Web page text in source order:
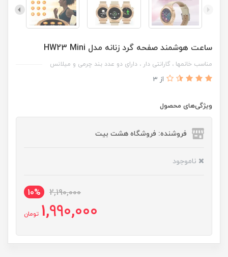
ساعت هوشمند صفحه گرد زنانه مدل HW23 Mini
مناسب خانمها ، گارانتی دار ، دارای دو عدد بند چرمی و میلانس
از 3
ویژگی‌های محصول
فروشنده: فروشگاه هشت بیت
ناموجود
2,190,000
10%
1,990,000 تومان